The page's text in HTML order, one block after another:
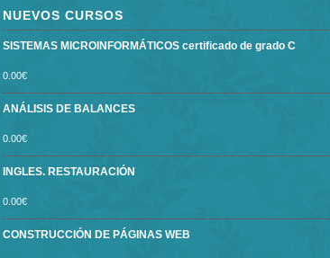
NUEVOS CURSOS
SISTEMAS MICROINFORMÁTICOS certificado de grado C
0.00€
ANÁLISIS DE BALANCES
0.00€
INGLES. RESTAURACIÓN
0.00€
CONSTRUCCIÓN DE PÁGINAS WEB